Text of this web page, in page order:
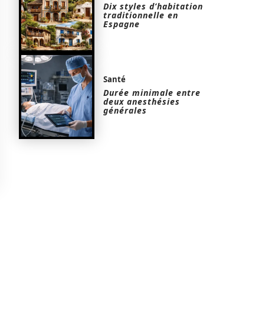
Dix styles d’habitation
traditionnelle en
Espagne
Santé
Durée minimale entre
deux anesthésies
générales